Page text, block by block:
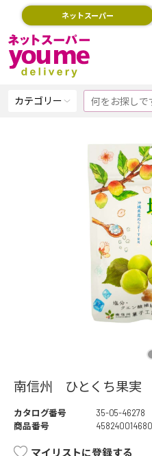
ネットスーパー
カテゴリー
南信州 ひとくち果
カタログ番号
35-05-46278
商品番号
マイリストに登録する